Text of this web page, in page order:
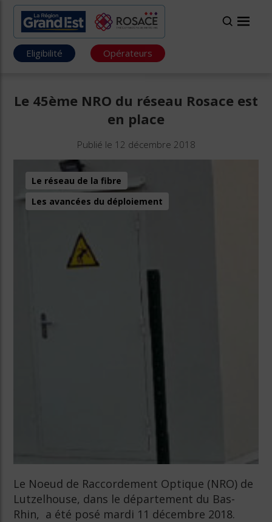
Eligibilité Opérateurs
Le 45ème NRO du réseau Rosace est
en place
Publié le 12 décembre 2018
Le réseau de la fibre
Les avancées du déploiement
Le Noeud de Raccordement Optique (NRO) de
Lutzelhouse, dans le département du Bas-
Rhin, a été posé mardi 11 décembre 2018.